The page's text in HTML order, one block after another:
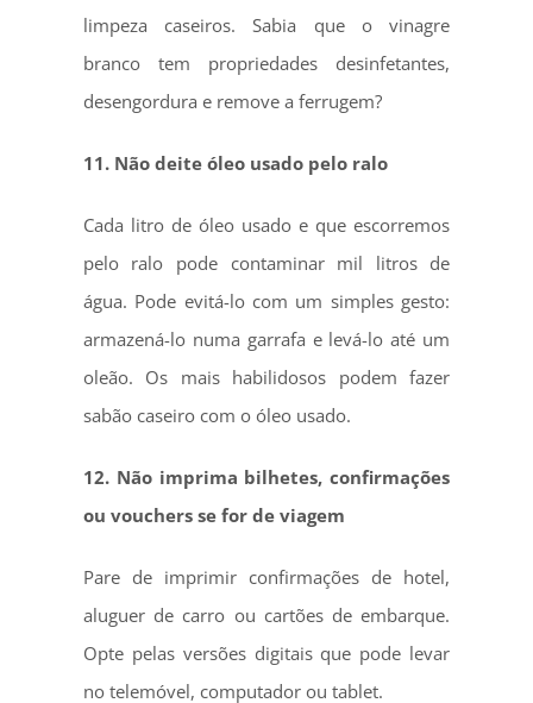
limpeza caseiros. Sabia que o vinagre
branco tem propriedades desinfetantes,
desengordura e remove a ferrugem?
11. Não deite óleo usado pelo ralo
Cada litro de óleo usado e que escorremos
pelo ralo pode contaminar mil litros de
água. Pode evitá-lo com um simples gesto:
armazená-lo numa garrafa e levá-lo até um
oleão. Os mais habilidosos podem fazer
sabão caseiro com o óleo usado.
12. Não imprima bilhetes, confirmações
ou vouchers se for de viagem
Pare de imprimir confirmações de hotel,
aluguer de carro ou cartões de embarque.
Opte pelas versões digitais que pode levar
no telemóvel, computador ou tablet.